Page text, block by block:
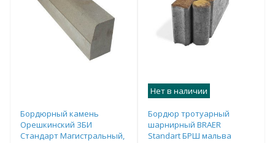
Бордюрный камень
Орешкинский ЗБИ
Стандарт Магистральный,
Нет в наличии
Бордюр тротуарный
шарнирный BRAER
Standart БРШ мальва